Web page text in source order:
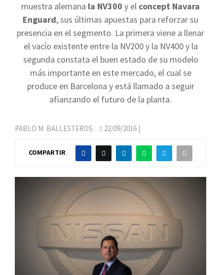
muestra alemana la NV300 y el concept Navara
Enguard, sus últimas apuestas para reforzar su
presencia en el segmento. La primera viene a llenar
el vacío existente entre la NV200 y la NV400 y la
segunda constata el buen estado de su modelo
más importante en este mercado, el cual se
produce en Barcelona y está llamado a seguir
afianzando el futuro de la planta.
PABLO M. BALLESTEROS 22/09/2016 |
COMPARTIR